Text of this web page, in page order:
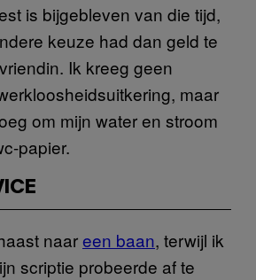
is bijgebleven van die tijd,
keuze had dan geld te
Ik kreeg geen
maar
om mijn water en stroom
papier.
naareen baan, terwijl ik
scriptie probeerde af te